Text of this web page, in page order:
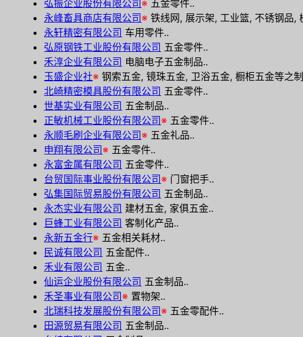
弘振企业股份有限公司 ※ 五金零件..
永峰畜具商店有限公司 ※铁线网, 展示架, 工业篮, 不锈钢品,
永轩精密有限公司 车用零件..
弘原钢铁工业股份有限公司 五金零件..
禾淳企业有限公司 电脑电子五金制品..
玉盛企业社※钢索五金, 镜珠五金, 卫浴五金, 橱柜五金等之
北崎精密模具股份有限公司 五金零件..
世基实业有限公司 五金制品..
正敏机械工业股份有限公司 ※ 五金零件..
永顺毛刷企业有限公司 ※ 五金礼品..
申翔有限公司 ※ 五金零件..
永富金属有限公司 五金零件..
台贸国际事业股份有限公司 ※ 门窗把手..
弘集国际贸易股份有限公司 五金制品..
永杰实业有限公司 建材五金, 家俱五金..
巨蜂工业有限公司 客制化产品..
永新五金行※ 五金相关耗材..
民诚有限公司 五金配件..
禾业有限公司 五金..
仙运企业股份有限公司 五金制品..
禾圣事业有限公司 ※ 置物架..
北瑞科技发展股份有限公司 ※ 五金零配件..
田源贸易有限公司 五金制品..